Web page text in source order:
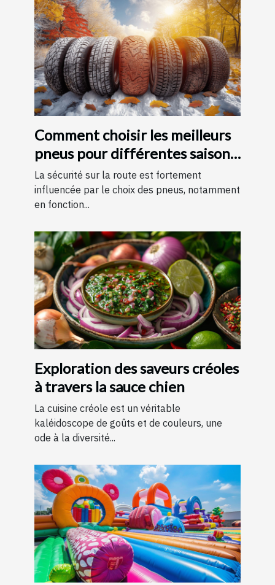
Comment choisir les meilleurs
pneus pour différentes saisons
?
La sécurité sur la route est fortement
influencée par le choix des pneus, notamment
en fonction...
Exploration des saveurs créoles
à travers la sauce chien
La cuisine créole est un véritable
kaléidoscope de goûts et de couleurs, une
ode à la diversité...